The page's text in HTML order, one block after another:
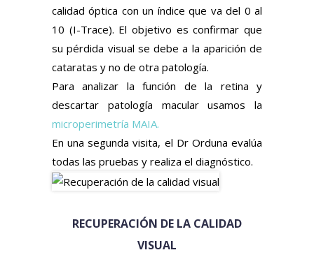
calidad óptica con un índice que va del 0 al
10 (I-Trace). El objetivo es confirmar que
su pérdida visual se debe a la aparición de
cataratas y no de otra patología.
Para analizar la función de la retina y
descartar patología macular usamos la
microperimetría MAIA.
En una segunda visita, el Dr Orduna evalúa
todas las pruebas y realiza el diagnóstico.
RECUPERACIÓN DE LA CALIDAD
VISUAL